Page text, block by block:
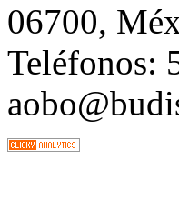
06700,
Teléfonos: